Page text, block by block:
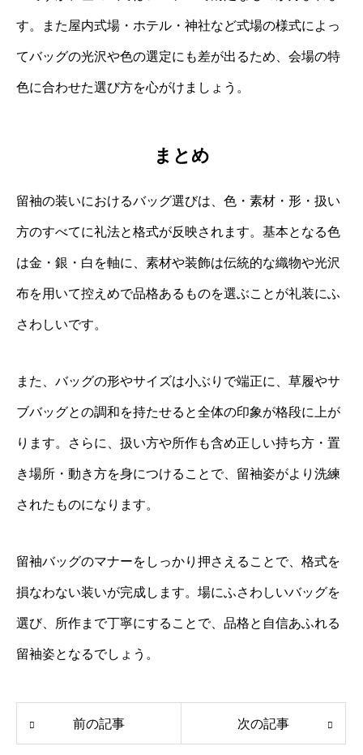
す。また屋内式場・ホテル・神社など式場の様式によっ
てバッグの光沢や色の選定にも差が出るため、会場の特
色に合わせた選び方を心がけましょう。
まとめ
留袖の装いにおけるバッグ選びは、色・素材・形・扱い
方のすべてに礼法と格式が反映されます。基本となる色
は金・銀・白を軸に、素材や装飾は伝統的な織物や光沢
布を用いて控えめで品格あるものを選ぶことが礼装にふ
さわしいです。
また、バッグの形やサイズは小ぶりで端正に、草履やサ
ブバッグとの調和を持たせると全体の印象が格段に上が
ります。さらに、扱い方や所作も含め正しい持ち方・置
き場所・動き方を身につけることで、留袖姿がより洗練
されたものになります。
留袖バッグのマナーをしっかり押さえることで、格式を
損なわない装いが完成します。場にふさわしいバッグを
選び、所作まで丁寧にすることで、品格と自信あふれる
留袖姿となるでしょう。
前の記事 次の記事